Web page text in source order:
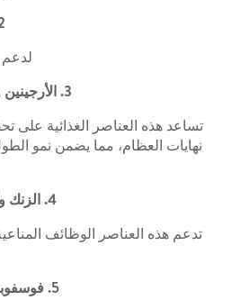
لدعم
تساعد هذه العناصر الغذائية على
نهايات العظام، مما يضمن نمو
تدعم هذه العناصر الوظائف